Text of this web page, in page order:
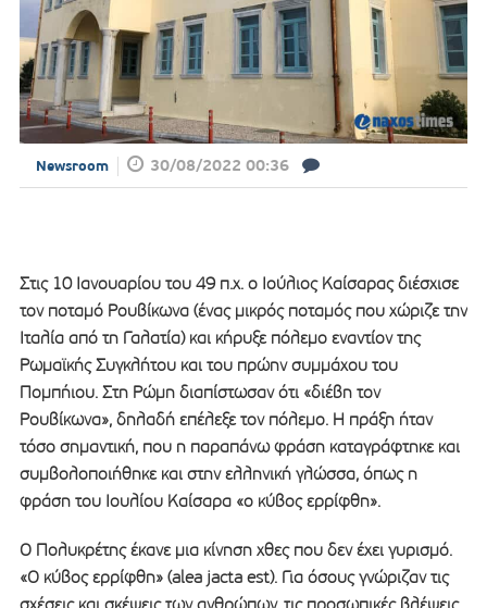
Newsroom 30/08/2022 00:36
Στις 10 Ιανουαρίου του 49 π.χ. ο Ιούλιος Καίσαρας διέσχισε
τον ποταμό Ρουβίκωνα (ένας μικρός ποταμός που χώριζε την
Ιταλία από τη Γαλατία) και κήρυξε πόλεμο εναντίον της
Ρωμαϊκής Συγκλήτου και του πρώην συμμάχου του
Πομπήιου. Στη Ρώμη διαπίστωσαν ότι «διέβη τον
Ρουβίκωνα», δηλαδή επέλεξε τον πόλεμο. Η πράξη ήταν
τόσο σημαντική, που η παραπάνω φράση καταγράφτηκε και
συμβολοποιήθηκε και στην ελληνική γλώσσα, όπως η
φράση του Ιουλίου Καίσαρα «ο κύβος ερρίφθη».
Ο Πολυκρέτης έκανε μια κίνηση χθες που δεν έχει γυρισμό.
«Ο κύβος ερρίφθη» (alea jacta est). Για όσους γνώριζαν τις